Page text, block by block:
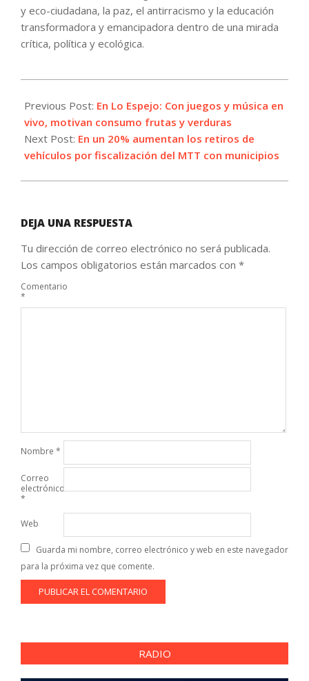
y eco-ciudadana, la paz, el antirracismo y la educación
transformadora y emancipadora dentro de una mirada
crítica, política y ecológica.
10-
24
Previous Post: En Lo Espejo: Con juegos y música en
vivo, motivan consumo frutas y verduras
Next Post: En un 20% aumentan los retiros de
vehículos por fiscalización del MTT con municipios
DEJA UNA RESPUESTA
Tu dirección de correo electrónico no será publicada.
Los campos obligatorios están marcados con *
Comentario
*
Nombre *
Correo
electrónico
*
Web
Guarda mi nombre, correo electrónico y web en este navegador
para la próxima vez que comente.
RADIO